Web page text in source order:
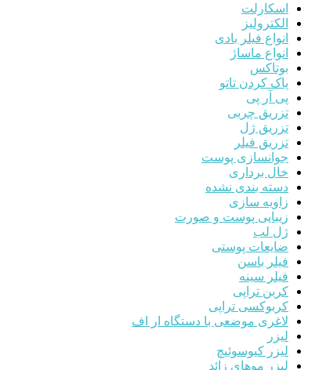
اسکارلت
الکترولیز
انواع فیلر بادی
انواع ماساژ
بوتاکس
پاک کردن تاتو
پی آر پی
تزریق چربی
تزریق ژل
تزریق فیلر
جوانسازی پوست
خال برداری
دسته بندی نشده
زاویه سازی
زیبایی پوست و صورت
ژل لب
ضایعات پوستی
فیلر باسن
فیلر سینه
کربن تراپی
کربوکسی تراپی
لاغری موضعی با دستگاه ار اف
لیزر
لیزر کیوسوئیچ
لیزر موهای زائد